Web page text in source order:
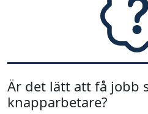
Är det lätt att få jobb
knapparbetare?